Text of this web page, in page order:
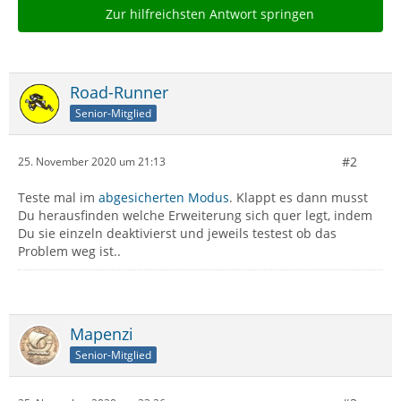
Zur hilfreichsten Antwort springen
Road-Runner
Senior-Mitglied
25. November 2020 um 21:13 #2
Teste mal im abgesicherten Modus. Klappt es dann musst
Du herausfinden welche Erweiterung sich quer legt, indem
Du sie einzeln deaktivierst und jeweils testest ob das
Problem weg ist..
Mapenzi
Senior-Mitglied